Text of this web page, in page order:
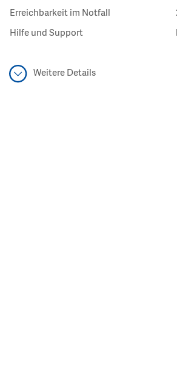
Erreichbarkeit im Notfall
Hilfe und Support
Weitere Details